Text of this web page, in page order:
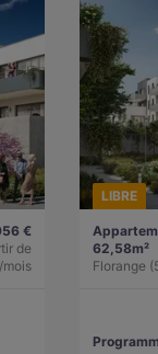
€
de
LIBRE
62,58m²
Florange